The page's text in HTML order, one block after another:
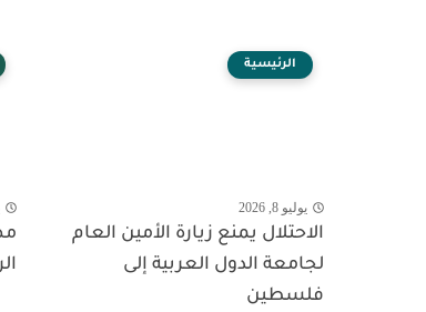
الرئيسية
يوليو 8, 2026
الاحتلال يمنع زيارة الأمين العام
لجامعة الدول العربية إلى
فلسطين